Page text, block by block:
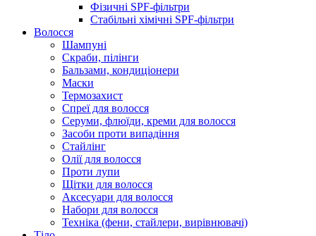
Фізичні SPF-фільтри
Стабільні хімічні SPF-фільтри
Волосся
Шампуні
Скраби, пілінги
Бальзами, кондиціонери
Маски
Термозахист
Спреї для волосся
Серуми, флюїди, креми для волосся
Засоби проти випадіння
Стайлінг
Олії для волосся
Проти лупи
Щітки для волосся
Аксесуари для волосся
Набори для волосся
Техніка (фени, стайлери, вирівнювачі)